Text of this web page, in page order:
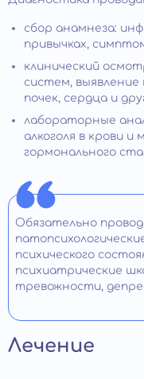
сбор анамнеза:
привычках,
клинический
систем,
почек, сердца и
лабораторные
алкоголя в крови и
гормонального
Обязательно
психического
психиатрические
тревожности,
Лечение